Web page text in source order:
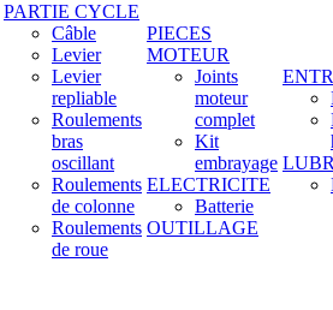
PARTIE CYCLE
Câble
Levier
Levier
repliable
Roulements
bras
oscillant
Roulements
de colonne
Roulements
de roue
PIECES
MOTEUR
Joints
moteur
complet
Kit
embrayage
ELECTRICITE
Batterie
OUTILLAGE